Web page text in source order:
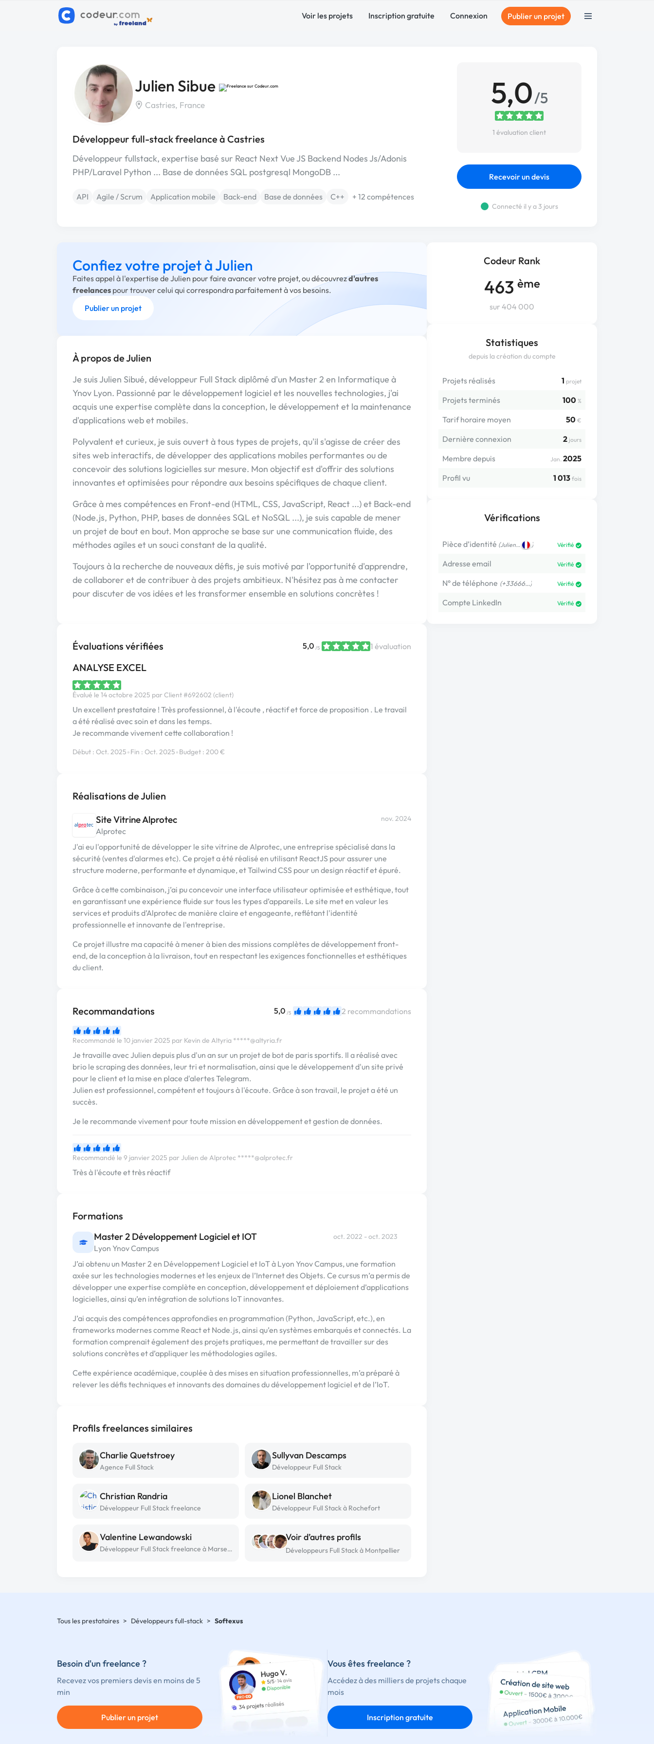
Voir les projets Inscription gratuite Connexion Publier un projet
Julien Sibue
Castries, France
Développeur full-stack freelance à Castries
Développeur fullstack, expertise basé sur React Next Vue JS Backend Nodes Js/Adonis
PHP/Laravel Python ... Base de données SQL postgresql MongoDB ...
API Agile / Scrum Application mobile Back-end Base de données C++ + 12 compétences
5,0/5
1 évaluation client
Recevoir un devis
Connecté il y a 3 jours
Codeur Rank
463 ème
sur 404 000
Statistiques
depuis la création du compte
Projets réalisés 1 projet
Projets terminés 100 %
Tarif horaire moyen 50 €
Dernière connexion 2 jours
Membre depuis Jan. 2025
Profil vu
1 013 fois
Vérifications
Pièce d’identité (Julien… ) Vérifié
Adresse email Vérifié
N° de téléphone (+33666…) Vérifié
Compte LinkedIn Vérifié
Confiez votre projet à Julien
Faites appel à l'expertise de Julien pour faire avancer votre projet, ou découvrezd'autres
freelances pour trouver celui qui correspondra parfaitement à vos besoins.
Publier un projet
À propos de Julien
Je suis Julien Sibué, développeur Full Stack diplômé d'un Master 2 en Informatique à
Ynov Lyon. Passionné par le développement logiciel et les nouvelles technologies, j'ai
acquis une expertise complète dans la conception, le développement et la maintenance
d'applications web et mobiles.
Polyvalent et curieux, je suis ouvert à tous types de projets, qu'il s'agisse de créer des
sites web interactifs, de développer des applications mobiles performantes ou de
concevoir des solutions logicielles sur mesure. Mon objectif est d'offrir des solutions
innovantes et optimisées pour répondre aux besoins spécifiques de chaque client.
Grâce à mes compétences en Front-end (HTML, CSS, JavaScript, React ...) et Back-end
(Node.js, Python, PHP, bases de données SQL et NoSQL ...), je suis capable de mener
un projet de bout en bout. Mon approche se base sur une communication fluide, des
méthodes agiles et un souci constant de la qualité.
Toujours à la recherche de nouveaux défis, je suis motivé par l'opportunité d'apprendre,
de collaborer et de contribuer à des projets ambitieux. N'hésitez pas à me contacter
pour discuter de vos idées et les transformer ensemble en solutions concrètes !
Évaluations vérifiées 5,0 /5 1 évaluation
ANALYSE EXCEL
Évalué le 14 octobre 2025 par Client #692602 (client)
Un excellent prestataire ! Très professionnel, à l'écoute , réactif et force de proposition . Le travail
a été réalisé avec soin et dans les temps.
Je recommande vivement cette collaboration !
Début : Oct. 2025•Fin : Oct. 2025•Budget : 200 €
Réalisations de Julien
Site Vitrine Alprotec
Alprotec
nov. 2024
J'ai eu l'opportunité de développer le site vitrine de Alprotec, une entreprise spécialisé dans la
sécurité (ventes d'alarmes etc). Ce projet a été réalisé en utilisant ReactJS pour assurer une
structure moderne, performante et dynamique, et Tailwind CSS pour un design réactif et épuré.
Grâce à cette combinaison, j’ai pu concevoir une interface utilisateur optimisée et esthétique, tout
en garantissant une expérience fluide sur tous les types d’appareils. Le site met en valeur les
services et produits d’Alprotec de manière claire et engageante, reflétant l'identité
professionnelle et innovante de l'entreprise.
Ce projet illustre ma capacité à mener à bien des missions complètes de développement front-
end, de la conception à la livraison, tout en respectant les exigences fonctionnelles et esthétiques
du client.
Recommandations 5,0 /5 2 recommandations
Recommandé le 10 janvier 2025 par Kevin de Altyria *****@altyria.fr
Je travaille avec Julien depuis plus d'un an sur un projet de bot de paris sportifs. Il a réalisé avec
brio le scraping des données, leur tri et normalisation, ainsi que le développement d'un site privé
pour le client et la mise en place d'alertes Telegram.
Julien est professionnel, compétent et toujours à l'écoute. Grâce à son travail, le projet a été un
succès.
Je le recommande vivement pour toute mission en développement et gestion de données.
Recommandé le 9 janvier 2025 par Julien de Alprotec *****@alprotec.fr
Très à l'écoute et très réactif
Formations
Master 2 Développement Logiciel et IOT
Lyon Ynov Campus
oct. 2022 - oct. 2023
J’ai obtenu un Master 2 en Développement Logiciel et IoT à Lyon Ynov Campus, une formation
axée sur les technologies modernes et les enjeux de l’Internet des Objets. Ce cursus m’a permis de
développer une expertise complète en conception, développement et déploiement d’applications
logicielles, ainsi qu’en intégration de solutions IoT innovantes.
J’ai acquis des compétences approfondies en programmation (Python, JavaScript, etc.), en
frameworks modernes comme React et Node.js, ainsi qu’en systèmes embarqués et connectés. La
formation comprenait également des projets pratiques, me permettant de travailler sur des
solutions concrètes et d’appliquer les méthodologies agiles.
Cette expérience académique, couplée à des mises en situation professionnelles, m’a préparé à
relever les défis techniques et innovants des domaines du développement logiciel et de l’IoT.
Profils freelances similaires
Charlie Quetstroey
Agence Full Stack
Sullyvan Descamps
Développeur Full Stack
Christian Randria
Développeur Full Stack freelance
Lionel Blanchet
Développeur Full Stack à Rochefort
Valentine Lewandowski
Développeur Full Stack freelance à Marseille
Voir d’autres profils
Développeurs Full Stack à Montpellier
Tous les prestataires > Développeurs full-stack > Softexus
Besoin d'un freelance ?
Recevez vos premiers devis en moins de 5
min
Publier un projet
Vous êtes freelance ?
Accédez à des milliers de projets chaque
mois
Inscription gratuite